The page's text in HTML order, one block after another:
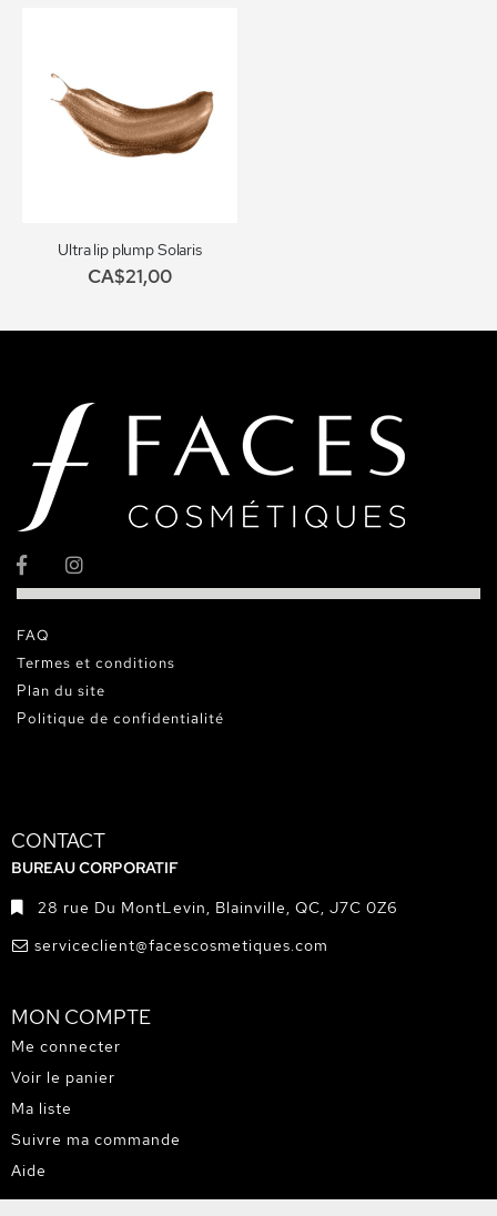
Ultra lip plump Solaris
CA$21,00
FAQ
Termes et conditions
Plan du site
Politique de confidentialité
CONTACT
BUREAU CORPORATIF
28 rue Du MontLevin, Blainville, QC, J7C 0Z6
serviceclient@facescosmetiques.com
MON COMPTE
Me connecter
Voir le panier
Ma liste
Suivre ma commande
Aide